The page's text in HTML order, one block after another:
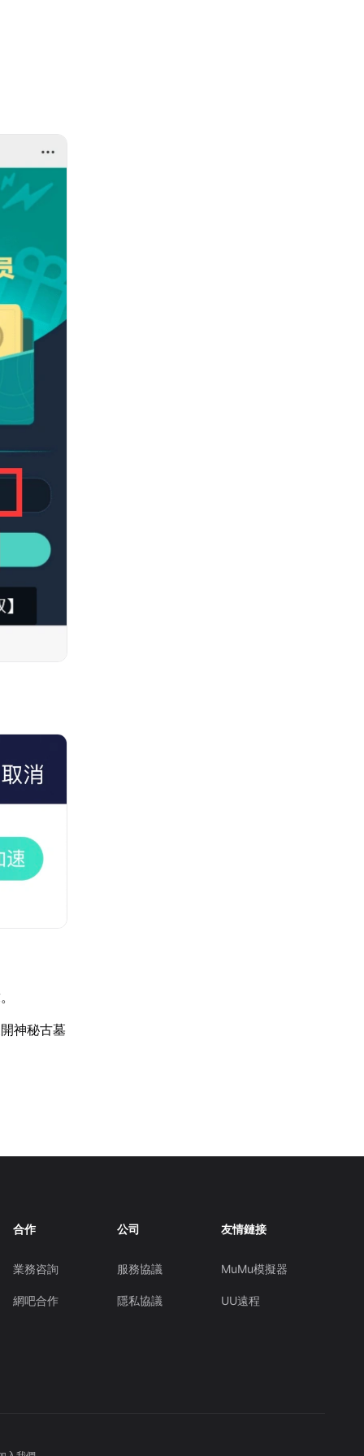
神秘古墓
合作
業務咨詢
網吧合作
公司
服務協議
隱私協議
友情鏈接
MuMu模擬器
UU遠程